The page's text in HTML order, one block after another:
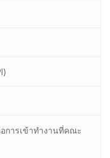
การเข้าทำงานที่คณะ